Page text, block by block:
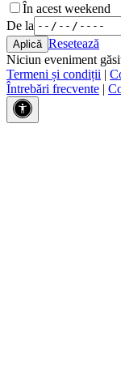
În acest weekend
De la
Resetează
Niciun eveniment
Termeni și condiții |
Întrebări frecvente |